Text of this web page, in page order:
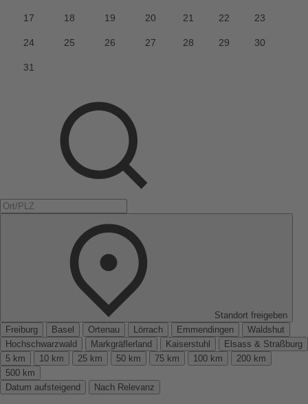
Standort freigeben
Freiburg
Basel Ortenau Lörrach Emmendingen
Waldshut
Hochschwarzwald
Markgräflerland Kaiserstuhl
Elsass & Straßburg
5 km
10 km 25 km 50 km 75 km 100 km
200 km
500 km
Datum aufsteigend
Nach Relevanz